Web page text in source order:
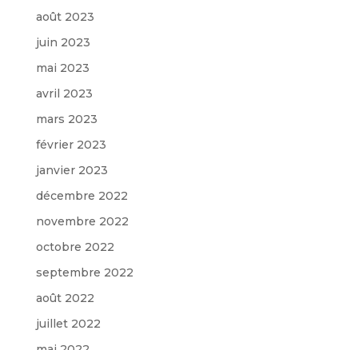
août 2023
juin 2023
mai 2023
avril 2023
mars 2023
février 2023
janvier 2023
décembre 2022
novembre 2022
octobre 2022
septembre 2022
août 2022
juillet 2022